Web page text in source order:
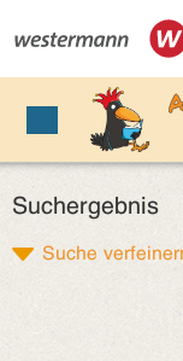
Suchergebnis
Suche